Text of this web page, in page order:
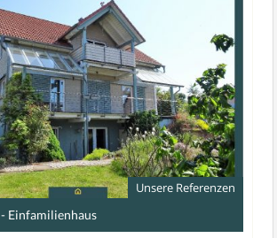
Unsere Referenzen
- Einfamilienhaus